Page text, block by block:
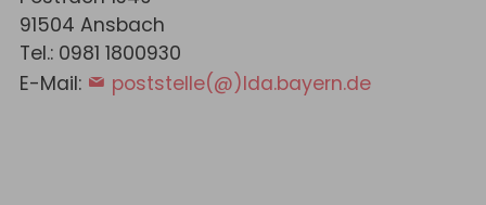
91504 Ansbach
Tel.: 0981 1800930
E-Mail:
poststelle(@)lda.bayern.de